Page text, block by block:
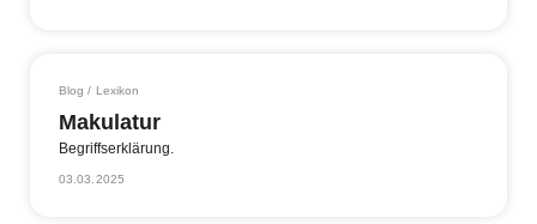
Blog / Lexikon
Makulatur
Begriffserklärung.
03.03.2025